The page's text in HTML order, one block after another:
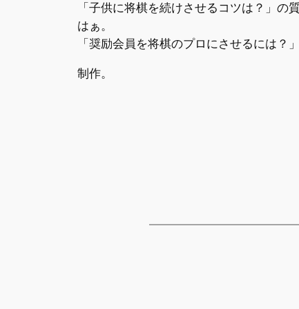
「子供に将棋を続けさせるコツは？」の
はぁ。
「奨励会員を将棋のプロにさせるには？
制作。